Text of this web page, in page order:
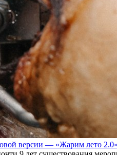
версии — «Жарим лето 2.0»